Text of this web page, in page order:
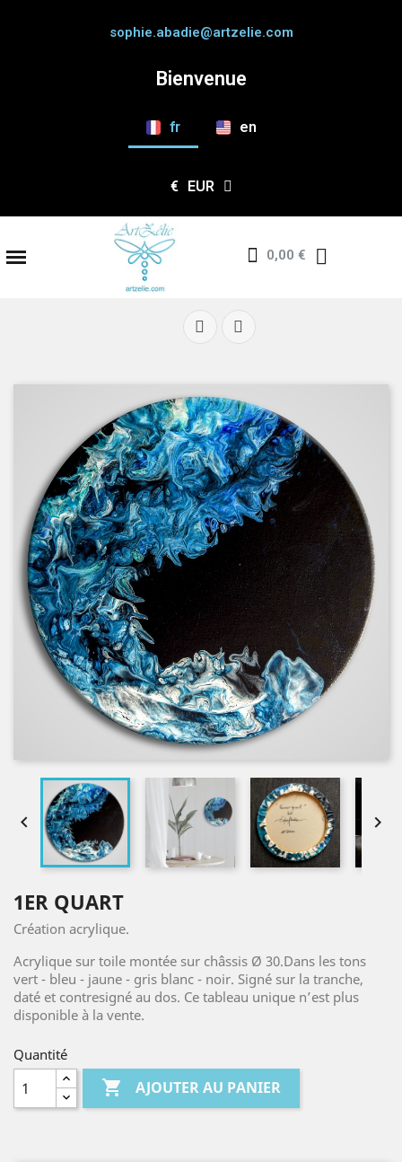
sophie.abadie@artzelie.com
Bienvenue
fr en
€ EUR
0,00 €
 
1ER QUART
Création acrylique.
Acrylique sur toile montée sur châssis Ø 30.Dans les tons
vert - bleu - jaune - gris blanc - noir. Signé sur la tranche,
daté et contresigné au dos. Ce tableau unique n’est plus
disponible à la vente.
Quantité
 AJOUTER AU PANIER